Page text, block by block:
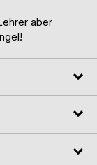
aber